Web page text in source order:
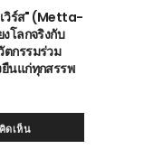
วิร์ส" (Metta-
โลกจริงกับ
ตกรรมร่วม
นแก่ทุกสรรพ
ดเห็น